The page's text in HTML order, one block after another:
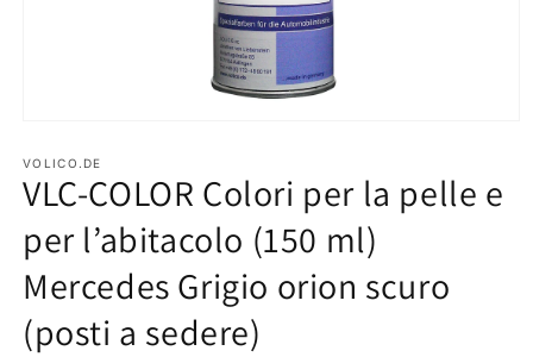
multimediali
1
in
modale
VOLICO.DE
VLC-COLOR Colori per la pelle e
per l’abitacolo (150 ml)
Mercedes Grigio orion scuro
(posti a sedere)